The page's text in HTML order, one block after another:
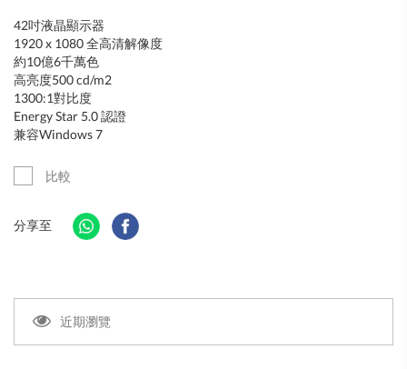
42吋液晶顯示器
1920 x 1080 全高清解像度
約10億6千萬色
高亮度500 cd/m2
1300:1對比度
Energy Star 5.0 認證
兼容Windows 7
比較
分享至
近期瀏覽